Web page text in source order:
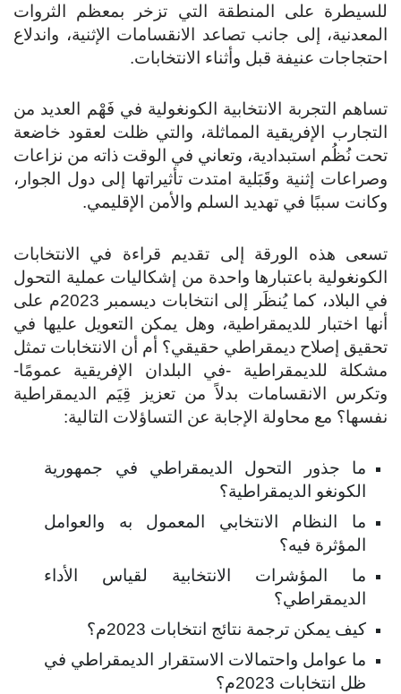
للسيطرة على المنطقة التي تزخر بمعظم الثروات
المعدنية، إلى جانب تصاعد الانقسامات الإثنية، واندلاع
احتجاجات عنيفة قبل وأثناء الانتخابات.
تساهم التجربة الانتخابية الكونغولية في فَهْم العديد من
التجارب الإفريقية المماثلة، والتي ظلت لعقود خاضعة
تحت نُظُم استبدادية، وتعاني في الوقت ذاته من نزاعات
وصراعات إثنية وقَبَلية امتدت تأثيراتها إلى دول الجوار،
وكانت سببًا في تهديد السلم والأمن الإقليمي.
تسعى هذه الورقة إلى تقديم قراءة في الانتخابات
الكونغولية باعتبارها واحدة من إشكاليات عملية التحول
في البلاد، كما يُنظَر إلى انتخابات ديسمبر 2023م على
أنها اختبار للديمقراطية، وهل يمكن التعويل عليها في
تحقيق إصلاح ديمقراطي حقيقي؟ أم أن الانتخابات تمثل
مشكلة للديمقراطية -في البلدان الإفريقية عمومًا-
وتكرس الانقسامات بدلاً من تعزيز قِيَم الديمقراطية
نفسها؟ مع محاولة الإجابة عن التساؤلات التالية:
ما جذور التحول الديمقراطي في جمهورية
الكونغو الديمقراطية؟
ما النظام الانتخابي المعمول به والعوامل
المؤثرة فيه؟
ما المؤشرات الانتخابية لقياس الأداء
الديمقراطي؟
كيف يمكن ترجمة نتائج انتخابات 2023م؟
ما عوامل واحتمالات الاستقرار الديمقراطي في
ظل انتخابات 2023م؟